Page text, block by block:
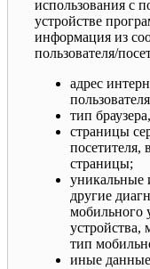
использования с
устройстве
информация из
пользователя/
адрес
тип
страницы
посетителя,
страницы;
уникальные
другие
мобильного
устройства,
тип
иные